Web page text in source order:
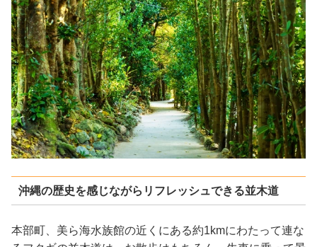
沖縄の歴史を感じながらリフレッシュできる並木道
本部町、美ら海水族館の近くにある約1kmにわたって連な